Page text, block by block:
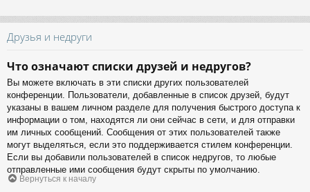
Друзья и недруги
Что означают списки друзей и недругов?
Вы можете включать в эти списки других пользователей
конференции. Пользователи, добавленные в список друзей, будут
указаны в вашем личном разделе для получения быстрого доступа к
информации о том, находятся ли они сейчас в сети, и для отправки
им личных сообщений. Сообщения от этих пользователей также
могут выделяться, если это поддерживается стилем конференции.
Если вы добавили пользователей в список недругов, то любые
отправленные ими сообщения будут скрыты по умолчанию.
Вернуться к началу